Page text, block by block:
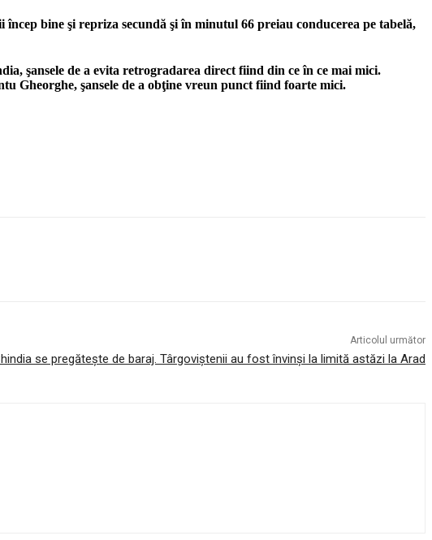
bine şi repriza secundă şi în minutul 66 preiau conducerea pe tabelă,
şansele de a evita retrogradarea direct fiind din ce în ce mai mici.
Gheorghe, şansele de a obţine vreun punct fiind foarte mici.
Articolul următor
se pregăteşte de baraj. Târgoviştenii au fost învinşi la limită astăzi la Arad